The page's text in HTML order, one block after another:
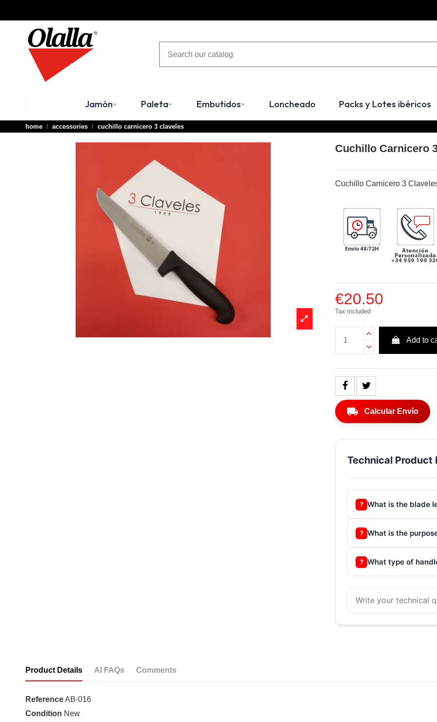
Jamón Paleta Embutidos Loncheado Packs y Lotes ibéricos
home accessories cuchillo carnicero 3 claveles
Cuchillo Carnicero
Cuchillo Carnicero 3
€20.50
Tax included
Add to
local_shipping Calcular Envío
Technical Product
? What is the blade
? What is the
? What type of
Product Details AI FAQs Comments
ReferenceAB-016
Condition New
Consultation Terminal○ Active Engine -
Cuchillo Carnicero 3 Claveles